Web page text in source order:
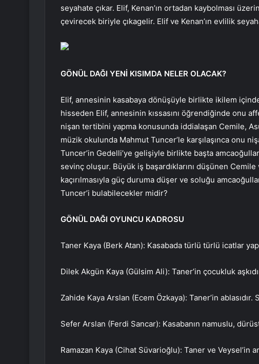
seyahate çıkar. Elif, Kenan’ın ortadan kaybolması
çevirecek biriyle çıkagelir. Elif ve Kenan’ın evlilik
GÖNÜL DAĞI YENİ KISIMDA NELER OLACAK?
Elif, annesinin kasabaya dönüşüyle birlikte ikilem
hisseden Elif, annesinin kıssasını öğrendiğinde onu
nişan tertibini yapma konusunda iddialaşan Cemile,
müzik okulunda Mahmut Tuncer’le karşılaşınca onu
Tuncer’in Gedelli’ye gelişiyle birlikte başta
sevinç oluşur. Büyük iş başardıklarını düşünen
kaçırılmasıyla güç duruma düşer ve soluğu
Tuncer’i bulabilecekler midir?
GÖNÜL DAĞI OYUNCU KADROSU
Taner Kaya (Berk Atan): Kasabada türlü türlü icatlar
Dilek Akgün Kaya (Gülsim Ali): Taner’in çocukluk
Zahide Kaya Arslan (Ecem Özkaya): Taner’in ablasıdır.
Sefer Arslan (Ferdi Sancar): Kasabanın namuslu,
Ramazan Kaya (Cihat Süvarioğlu): Taner ve Veysel’in